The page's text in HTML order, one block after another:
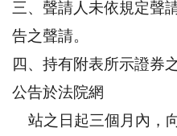
三、聲請人未依規定聲
告之聲請。
四、持有附表所示證券
公告於法院網
站之日起三個月內，